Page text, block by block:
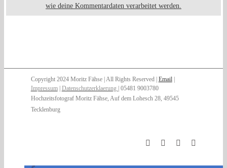
wie deine Kommentardaten verarbeitet werden.
Copyright 2024 Moritz Fähse | All Rights Reserved | Email|
Impressum| Datenschutzerklaerung | 05481 9003780
Hochzeitsfotograf Moritz Fähse, Auf dem Lohesch 28, 49545
Tecklenburg